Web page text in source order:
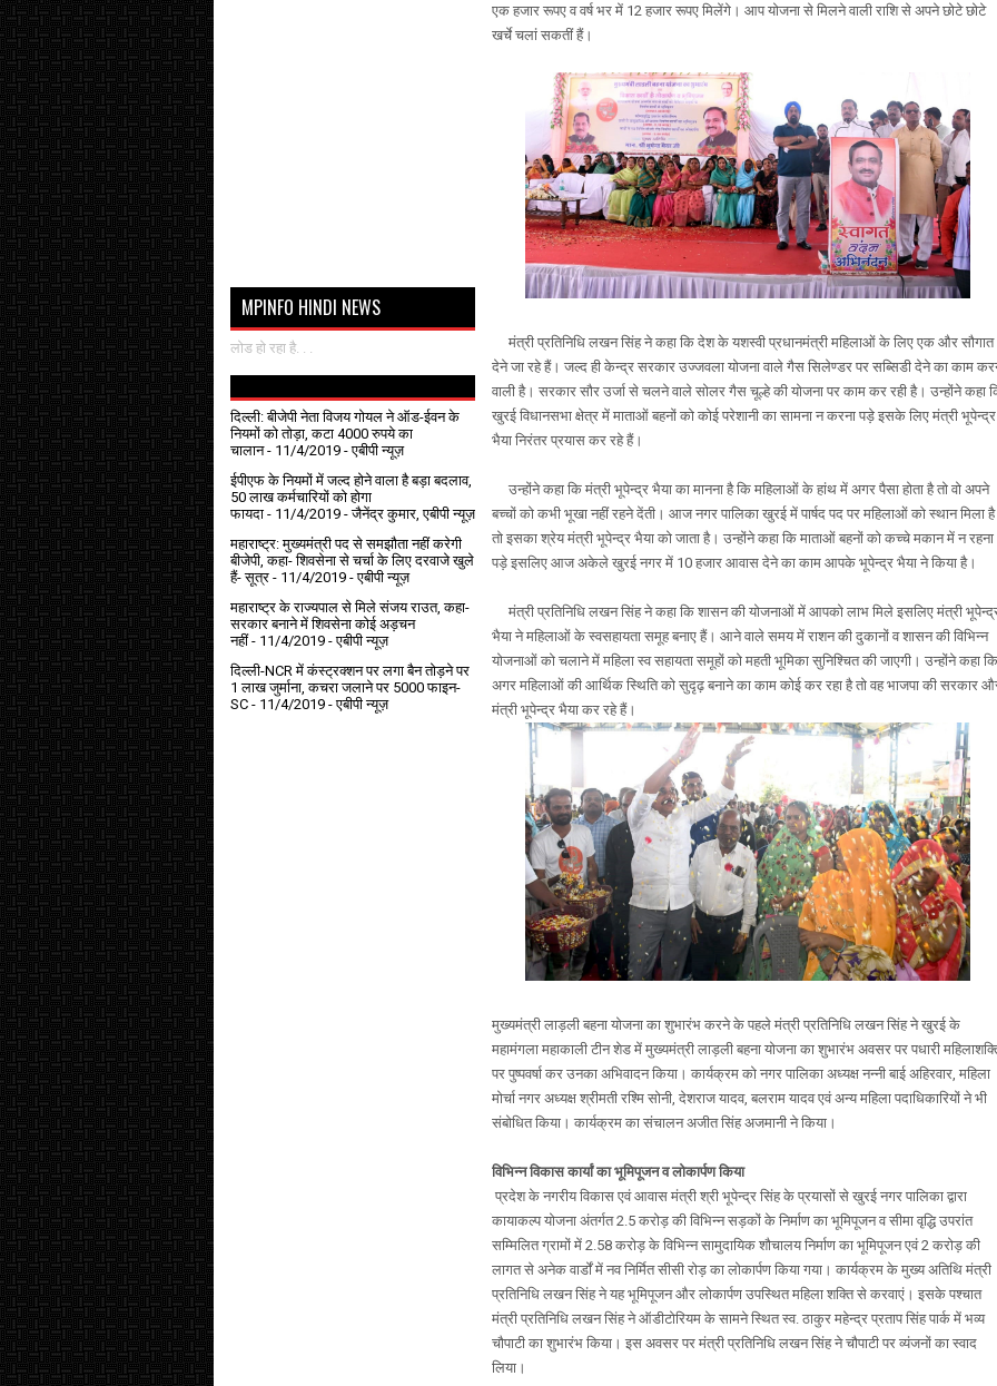
एक हजार रूपए व वर्ष भर में 12 हजार रूपए मिलेंगे। आप योजना से मिलने वाली राशि से अपने छोटे छोटे
खर्चे चलां सकतीं हैं।
मंत्री प्रतिनिधि लखन सिंह ने कहा कि देश के यशस्वी प्रधानमंत्री महिलाओं के लिए एक और सौगात
देने जा रहे हैं। जल्द ही केन्द्र सरकार उज्जवला योजना वाले गैस सिलेण्डर पर सब्सिडी देने का काम
वाली है। सरकार सौर उर्जा से चलने वाले सोलर गैस चूल्हे की योजना पर काम कर रही है। उन्होंने कहा
खुरई विधानसभा क्षेत्र में माताओं बहनों को कोई परेशानी का सामना न करना पड़े इसके लिए मंत्री भूपेन्द्र
भैया निरंतर प्रयास कर रहे हैं।
उन्होंने कहा कि मंत्री भूपेन्द्र भैया का मानना है कि महिलाओं के हांथ में अगर पैसा होता है तो वो अपने
बच्चों को कभी भूखा नहीं रहने देंती। आज नगर पालिका खुरई में पार्षद पद पर महिलाओं को स्थान मिला है
तो इसका श्रेय मंत्री भूपेन्द्र भैया को जाता है। उन्होंने कहा कि माताओं बहनों को कच्चे मकान में न रहना
पड़े इसलिए आज अकेले खुरई नगर में 10 हजार आवास देने का काम आपके भूपेन्द्र भैया ने किया है।
मंत्री प्रतिनिधि लखन सिंह ने कहा कि शासन की योजनाओं में आपको लाभ मिले इसलिए मंत्री
भैया ने महिलाओं के स्वसहायता समूह बनाए हैं। आने वाले समय में राशन की दुकानों व शासन की विभिन्न
योजनाओं को चलाने में महिला स्व सहायता समूहों को महती भूमिका सुनिश्चित की जाएगी। उन्होंने कहा कि
अगर महिलाओं की आर्थिक स्थिति को सुदृढ़ बनाने का काम कोई कर रहा है तो वह भाजपा की सरकार
मंत्री भूपेन्द्र भैया कर रहे हैं।
मुख्यमंत्री लाड़ली बहना योजना का शुभारंभ करने के पहले मंत्री प्रतिनिधि लखन सिंह ने खुरई के
महामंगला महाकाली टीन शेड में मुख्यमंत्री लाड़ली बहना योजना का शुभारंभ अवसर पर पधारी
पर पुष्पवर्षा कर उनका अभिवादन किया। कार्यक्रम को नगर पालिका अध्यक्ष नन्नी बाई अहिरवार, महिला
मोर्चा नगर अध्यक्ष श्रीमती रश्मि सोनी, देशराज यादव, बलराम यादव एवं अन्य महिला पदाधिकारियों ने भी
संबोधित किया। कार्यक्रम का संचालन अजीत सिंह अजमानी ने किया।
विभिन्न विकास कार्यां का भूमिपूजन व लोकार्पण किया
प्रदेश के नगरीय विकास एवं आवास मंत्री श्री भूपेन्द्र सिंह के प्रयासों से खुरई नगर पालिका द्वारा
कायाकल्प योजना अंतर्गत 2.5 करोड़ की विभिन्न सड़कों के निर्माण का भूमिपूजन व सीमा वृद्धि उपरांत
सम्मिलित ग्रामों में 2.58 करोड़ के विभिन्न सामुदायिक शौचालय निर्माण का भूमिपूजन एवं 2 करोड़ की
लागत से अनेक वार्डों में नव निर्मित सीसी रोड़ का लोकार्पण किया गया। कार्यक्रम के मुख्य अतिथि मंत्री
प्रतिनिधि लखन सिंह ने यह भूमिपूजन और लोकार्पण उपस्थित महिला शक्ति से करवाएं। इसके पश्चात
मंत्री प्रतिनिधि लखन सिंह ने ऑडीटोरियम के सामने स्थित स्व. ठाकुर महेन्द्र प्रताप सिंह पार्क में भव्य
चौपाटी का शुभारंभ किया। इस अवसर पर मंत्री प्रतिनिधि लखन सिंह ने चौपाटी पर व्यंजनों का स्वाद
लिया।
MPINFO HINDI NEWS
लोड हो रहा है. . .
दिल्ली: बीजेपी नेता विजय गोयल ने ऑड-ईवन के
नियमों को तोड़ा, कटा 4000 रुपये का
चालान- 11/4/2019 - एबीपी न्यूज़
ईपीएफ के नियमों में जल्द होने वाला है बड़ा बदलाव,
50 लाख कर्मचारियों को होगा
फायदा - 11/4/2019 - जैनेंद्र कुमार, एबीपी न्यूज़
महाराष्ट्र: मुख्यमंत्री पद से समझौता नहीं करेगी
बीजेपी, कहा- शिवसेना से चर्चा के लिए दरवाजे खुले
हैं- सूत्र - 11/4/2019 - एबीपी न्यूज़
महाराष्ट्र के राज्यपाल से मिले संजय राउत, कहा-
सरकार बनाने में शिवसेना कोई अड़चन
नहीं- 11/4/2019 - एबीपी न्यूज़
दिल्ली-NCR में कंस्ट्रक्शन पर लगा बैन तोड़ने पर
1 लाख जुर्माना, कचरा जलाने पर ₹5000 फाइन-
SC - 11/4/2019 - एबीपी न्यूज़